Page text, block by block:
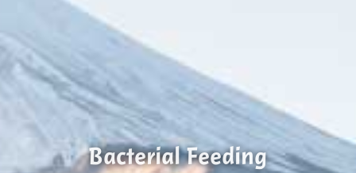
Bacterial Feeding